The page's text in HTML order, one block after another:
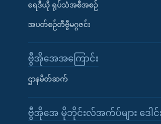
Learning English
ရေဒီယို ရုပ်သံအစီအစဉ်
အပတ်စဉ်တီဗွီမဂ္ဂဇင်း
ဗွီအိုအေအကြောင်း
ဌာနမိတ်ဆက်
ဗွီအိုအေ မိုဘိုင်းလ်အက်ပ်များ ဒေါ